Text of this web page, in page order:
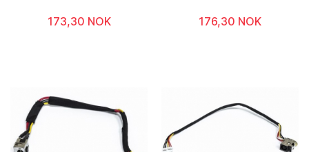
173,30 NOK 176,30 NOK